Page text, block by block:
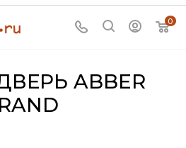
0
ABBER